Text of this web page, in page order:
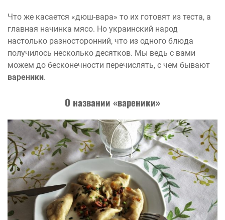
Что же касается «дюш-вара» то их готовят из теста, а
главная начинка мясо. Но украинский народ
настолько разносторонний, что из одного блюда
получилось несколько десятков. Мы ведь с вами
можем до бесконечности перечислять, с чем бывают
вареники.
О названии «вареники»